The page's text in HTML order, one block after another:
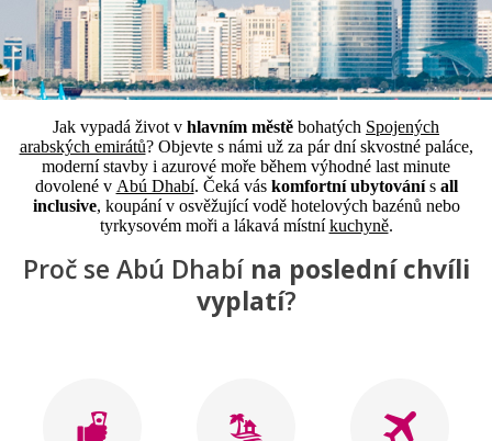
Jak vypadá život v hlavním městě bohatých Spojených
arabských emirátů? Objevte s námi už za pár dní skvostné paláce,
moderní stavby i azurové moře během výhodné last minute
dovolené v Abú Dhabí. Čeká vás komfortní ubytovánís all
inclusive, koupání v osvěžující vodě hotelových bazénů nebo
tyrkysovém moři a lákavá místníkuchyně.
Proč se Abú Dhabí na poslední chvíli
vyplatí?